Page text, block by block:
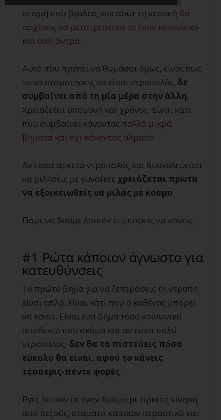
στιγμή που βγάλεις νοκ αουτ τη ντροπή θα
αρχίσεις να μετατρέπεσαι σε έναν κοινωνικό
και cool άντρα.
Αυτό που πρέπει να θυμάσαι όμως, είναι πως
το να σταματήσεις να είσαι ντροπαλός, δε
συμβαίνει από τη μία μέρα στην άλλη.
Χρειάζεται υπομονή και χρόνος. Είναι κάτι
που συμβαίνει κάνοντας πολλά μικρά
βήματα και όχι κάνοντας άλματα.
Αν είσαι αρκετά ντροπαλός και δυσκολεύεσαι
να μιλήσεις με γυναίκες χρειάζεται πρώτα
να εξοικειωθείς να μιλάς με κόσμο.
Πάμε να δούμε λοιπόν τι μπορείς να κάνεις.
#1 Ρώτα κάποιον άγνωστο για
κατευθύνσεις
Το πρώτο βήμα για να ξεπεράσεις τη ντροπή
είναι απλό, είναι κάτι που ο καθένας μπορεί
να κάνει. Είναι ένα βήμα τόσο κοινωνικά
αποδεκτό που ακόμα και αν είσαι πολύ
ντροπαλός, δεν θα το πιστεύεις πόσο
εύκολο θα είναι, αφού το κάνεις
τέσσερις-πέντε φορές.
Βγες λοιπόν σε έναν δρόμο με αρκετή κίνηση
από πεζούς, σταμάτα κάποιον περαστικό και